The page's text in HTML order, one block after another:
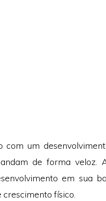
com um
de forma veloz.
em sua
físico.